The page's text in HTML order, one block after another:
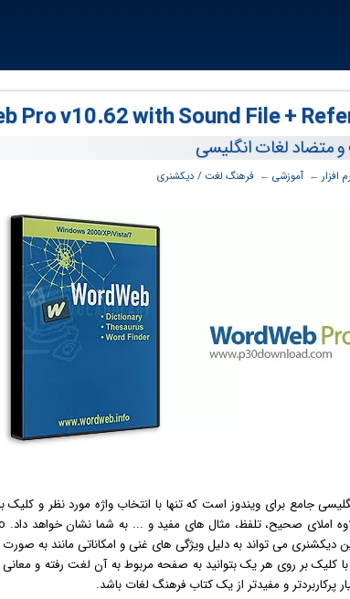
و متضاد لغات انگلیسی
افزار ← ‏ آموزشی ← ‏ فرهنگ لغت / دیکشنری
جامع برای ویندوز است که تنها با انتخاب واژه مورد نظر و
دیکشنری می تواند به دلیل ویژگی های غنی و امکاناتی مانند به
کلیک بر روی هر یک بتوانید به صفحه مربوط به آن لغت رفته و معانی
پرکاربردتر و مفیدتر از یک کتاب فرهنگ لغات باشد.